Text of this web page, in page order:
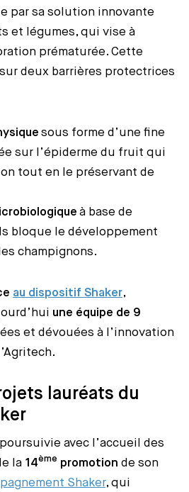
par sa solution innovante
et légumes, qui vise à
prématurée. Cette
deux barrières protectrices
sous forme d’une fine
sur l’épiderme du fruit qui
tout en le préservant de
à base de
bloque le développement
champignons.
au dispositif Shaker,
une équipe de 9
et dévouées à l’innovation
lauréats du
avec l’accueil des
la 14ème promotion de son
Shaker, qui